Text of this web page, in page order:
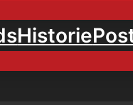
Historie